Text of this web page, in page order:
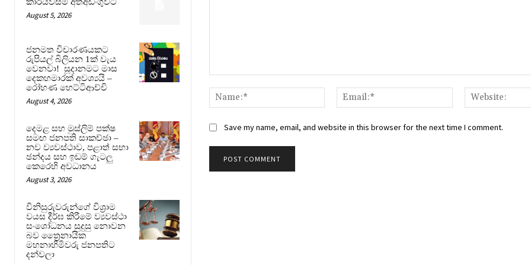
August 5, 2026
ජනමත විචාරණයකට
රුපියල් බිලියන 1ක් වැය
වෙනවා! සූදානමට මාස
දෙකහමාරක් අවශ්‍යයි –
රෝහණ හෙට්ටිආච්චි
August 4, 2026
දෙමළ සහ මුස්ලිම් පක්ෂ
සමඟ ජනපති සාකච්ඡා –
නව ව්‍යවස්ථාව, පළාත් සභා
ඡන්දය සහ ඉඩම් ගැටලු
කෙරෙහි අවධානය
August 3, 2026
විනිසුරුවරුන්ගේ විශ්‍රාම
වයස දීර්ඝ කිරීමේ ව්‍යවස්ථා
සංශෝධනය සුදුසු නොවන
බව ත්‍රෛනායික
මහනාහිමිවරු ජනපතිට
දන්වලා
Name:*
Email:*
Save my name, email, and website in this browser for the next time I comment.